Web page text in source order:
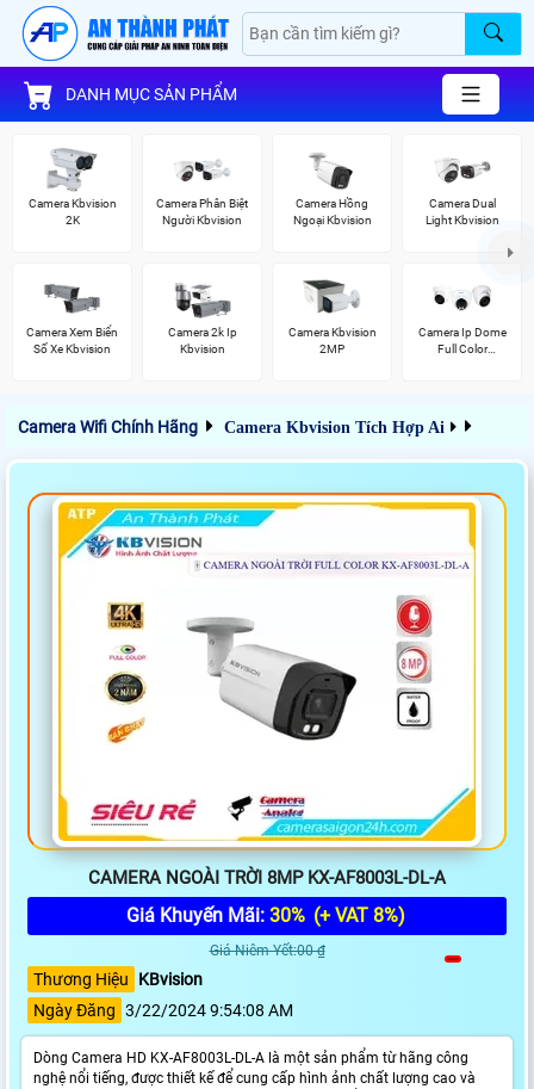
DANH MỤC SẢN PHẨM
Camera Kbvision
2K
Camera Phân Biệt
Người Kbvision
Camera Hồng
Ngoại Kbvision
Camera Dual
Light Kbvision
Camera Xem Biển
Số Xe Kbvision
Camera 2k Ip
Kbvision
Camera Kbvision
2MP
Camera Ip Dome
Full Color
Camera Wifi Chính Hãng Camera Kbvision Tích Hợp Ai
CAMERA NGOÀI TRỜI 8MP KX-AF8003L-DL-A
Giá Khuyến Mãi: 30% (+ VAT 8%)
Giá Niêm Yết:00 ₫
Thương Hiệu
KBvision
Ngày Đăng 3/22/2024 9:54:08 AM
Dòng Camera HD KX-AF8003L-DL-A là một sản phẩm từ hãng công
nghệ nổi tiếng, được thiết kế để cung cấp hình ảnh chất lượng cao và